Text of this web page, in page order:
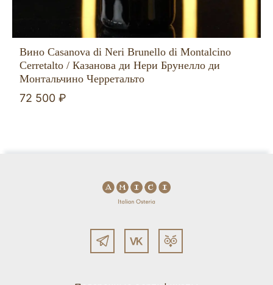
Вино Casanova di Neri Brunello di Montalcino
Cerretalto / Казанова ди Нери Брунелло ди
Монтальчино Черретальто
72 500 ₽